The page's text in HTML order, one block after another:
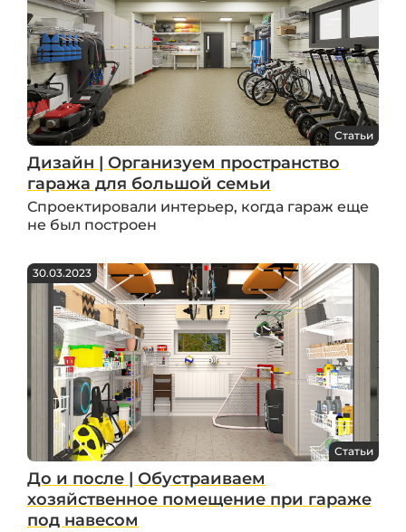
Статьи
Дизайн | Организуем пространство
гаража для большой семьи
Спроектировали интерьер, когда гараж еще
не был построен
30.03.2023
Статьи
До и после | Обустраиваем
хозяйственное помещение при гараже
под навесом